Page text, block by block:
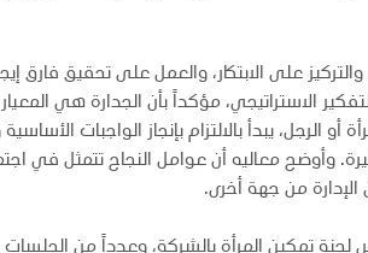
على الابتكار، والعمل على تحقيق فارق
الاستراتيجي، مؤكداً بأن الجدارة هي
الرجل، يبدأ بالالتزام بإنجاز الواجبات
وأوضح معاليه أن عوامل النجاح تتمثل في
الإدارة من جهة أخرى.
تمكين المرأة بالشركة، وعدداً من الجلسات